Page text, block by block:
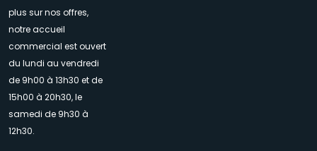
plus sur nos offres,
notre accueil
commercial est ouvert
du lundi au vendredi
de 9h00 à 13h30 et de
15h00 à 20h30, le
samedi de 9h30 à
12h30.